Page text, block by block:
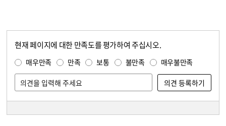
현재 페이지에 대한 만족도를 평가하여 주십시오.
매우만족 만족 보통 불만족 매우불만족